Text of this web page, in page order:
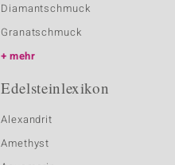
Diamantschmuck
Granatschmuck
mehr
Edelsteinlexikon
Alexandrit
Amethyst